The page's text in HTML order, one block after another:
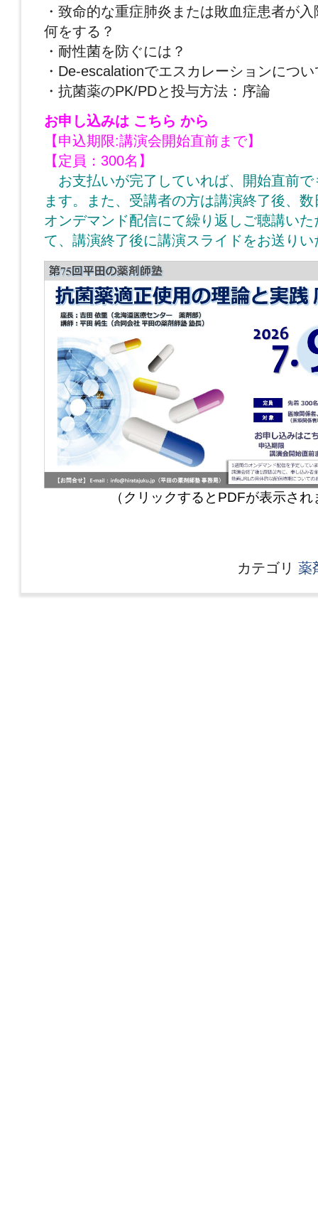
・致命的な重症肺炎または敗血症患者が
何をする？
・耐性菌を防ぐには？
・De-escalationでエスカレーションについ
・抗菌薬のPK/PDと投与方法：序論
お申し込みは こちら から
【申込期限:講演会開始直前まで】
【定員：300名】
お支払いが完了していれば、開始直前で
ます。また、受講者の方は講演終了後、
オンデマンド配信にて繰り返しご聴講い
て、講演終了後に講演スライドをお送りい
（クリックするとPDFが表示さ
カテゴリ 薬